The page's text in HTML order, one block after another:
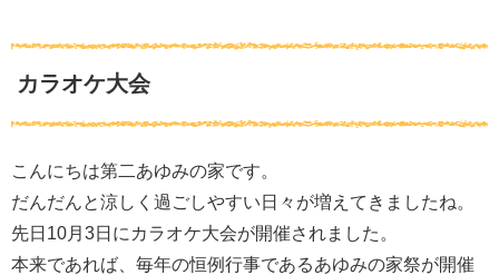
カラオケ大会
こんにちは第二あゆみの家です。
だんだんと涼しく過ごしやすい日々が増えてきましたね。
先日10月3日にカラオケ大会が開催されました。
本来であれば、毎年の恒例行事であるあゆみの家祭が開催